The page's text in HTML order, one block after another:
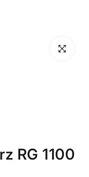
Anklicken
RG 1100